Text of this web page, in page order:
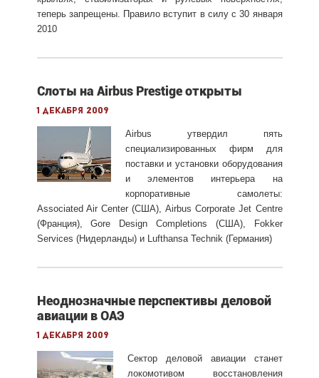
теперь запрещены. Правило вступит в силу с 30 января
2010
Слоты на Airbus Prestige открыты
1 декабря 2009
Airbus утвердил пять
специализированных фирм для
поставки и установки оборудования
и элементов интерьера на
корпоративные самолеты:
Associated Air Center (США), Airbus Corporate Jet Centre
(Франция), Gore Design Completions (США), Fokker
Services (Нидерланды) и Lufthansa Technik (Германия)
Неоднозначные перспективы деловой
авиации в ОАЭ
1 декабря 2009
Сектор деловой авиации станет
локомотивом восстановления